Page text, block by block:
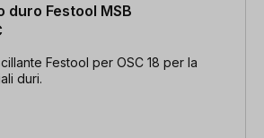
duro Festool MSB
Festool per OSC 18 per la
duri.